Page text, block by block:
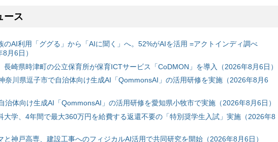
ース
のAI利用「ググる」から「AIに聞く」へ。52%がAIを活用 =アクトインディ調べ
月6日）
長崎県時津町の公立保育所が保育ICTサービス「CoDMON」を導入（2026年8月6日）
奈川県逗子市で自治体向け生成AI「QommonsAI」の活用研修を実施（2026年8月6
治体向け生成AI「QommonsAI」の活用研修を愛知県小牧市で実施（2026年8月6日）
大学、4年間で最大360万円を給費する返還不要の「特別奨学生入試」実施（2026年8
と神戸高専、建設工事へのフィジカルAI活用で共同研究を開始（2026年8月6日）